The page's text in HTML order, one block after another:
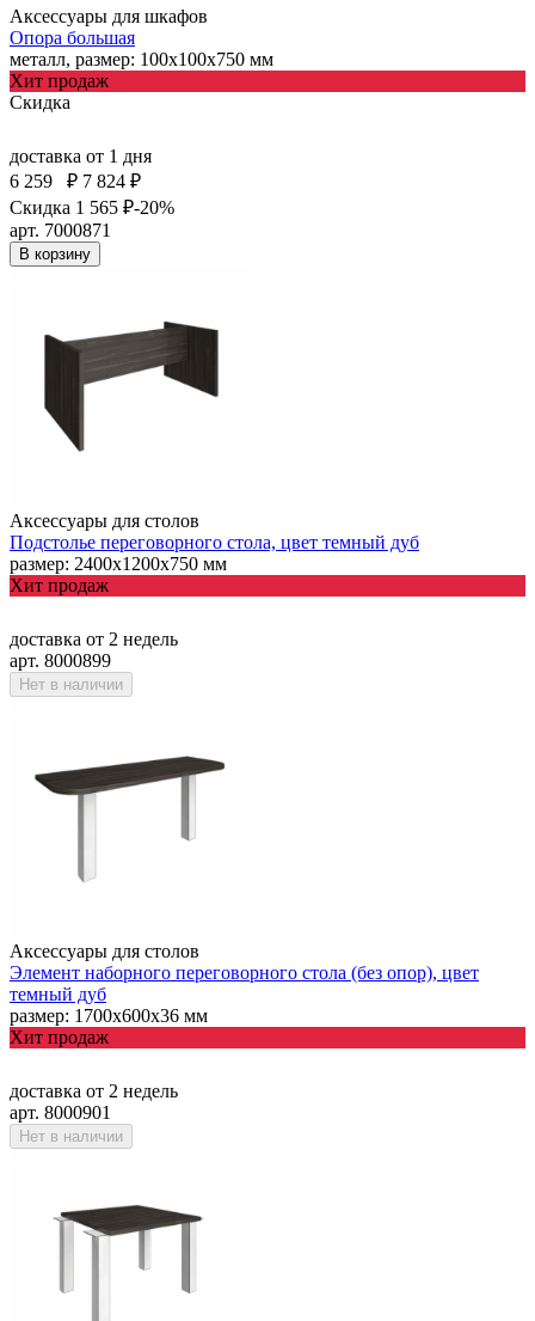
Аксессуары для шкафов
Опора большая
металл, размер: 100х100х750 мм
Хит продаж
Скидка
доставка от 1 дня
6 259
₽ 7 824 ₽
Скидка 1 565 ₽-20%
арт. 7000871
В корзину
Аксессуары для столов
Подстолье переговорного стола, цвет темный дуб
размер: 2400х1200х750 мм
Хит продаж
доставка от 2 недель
арт. 8000899
Нет в наличии
Аксессуары для столов
Элемент наборного переговорного стола (без опор), цвет
темный дуб
размер: 1700х600х36 мм
Хит продаж
доставка от 2 недель
арт. 8000901
Нет в наличии